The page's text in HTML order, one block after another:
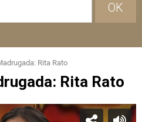
OK
Rita Rato
Rita Rato